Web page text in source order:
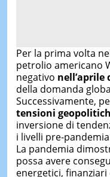
Per la prima volta
petrolio americano
negativo nell’aprile
della domanda
Successivamente,
tensioni
inversione di
i livelli pre-
La pandemia
possa avere
energetici,